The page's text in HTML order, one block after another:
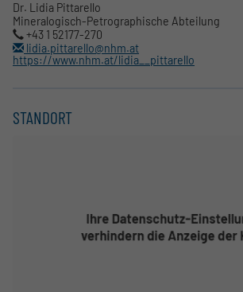
Dr. Lidia Pittarello
Mineralogisch-Petrographische Abteilung
+43 1 52177-270
lidia.pittarello@nhm.at
https://www.nhm.at/lidia__pittarello
STANDORT